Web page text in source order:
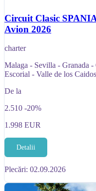
Circuit Clasic
Avion 2026
charter
Malaga - Sevilla - Granada
Escorial - Valle de los
De la
2.510 -20%
1.998 EUR
Detalii
Plecări: 02.09.2026